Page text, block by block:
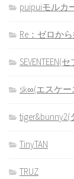
puipuiモルカ
Re：ゼロか
SEVENTEEN(
sk∞(エスケー
tiger&bunny2(
TinyTAN
TRUZ